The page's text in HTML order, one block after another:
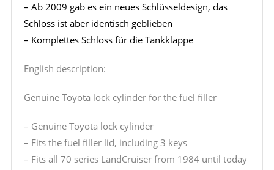
– Ab 2009 gab es ein neues Schlüsseldesign, das
Schloss ist aber identisch geblieben
– Komplettes Schloss für die Tankklappe
English description:
Genuine Toyota lock cylinder for the fuel filler
– Genuine Toyota lock cylinder
– Fits the fuel filler lid, including 3 keys
– Fits all 70 series LandCruiser from 1984 until today